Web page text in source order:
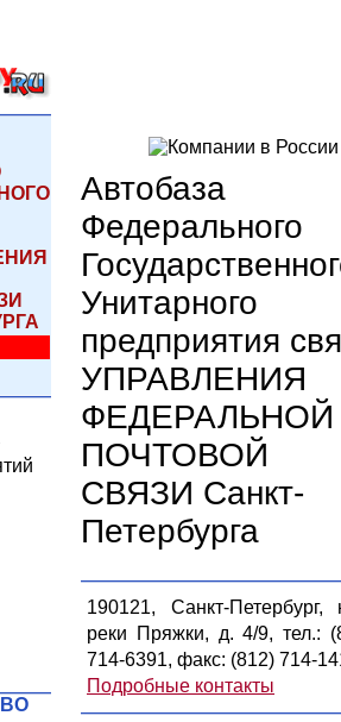
Автобаза
Федерального
Унитарного
предприятия
УПРАВЛЕНИЯ
ФЕДЕРАЛЬНОЙ
ПОЧТОВОЙ
СВЯЗИ Санкт-
Петербурга
190121, Санкт-Петербург,
реки Пряжки, д. 4/9, тел.:
714-6391, факс: (812) 714-
Подробные контакты